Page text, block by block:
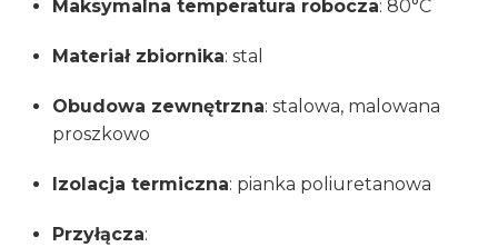
Maksymalna temperatura robocza: 80°C
Materiał zbiornika: stal
Obudowa zewnętrzna: stalowa, malowana
proszkowo
Izolacja termiczna: pianka poliuretanowa
Przyłącza: